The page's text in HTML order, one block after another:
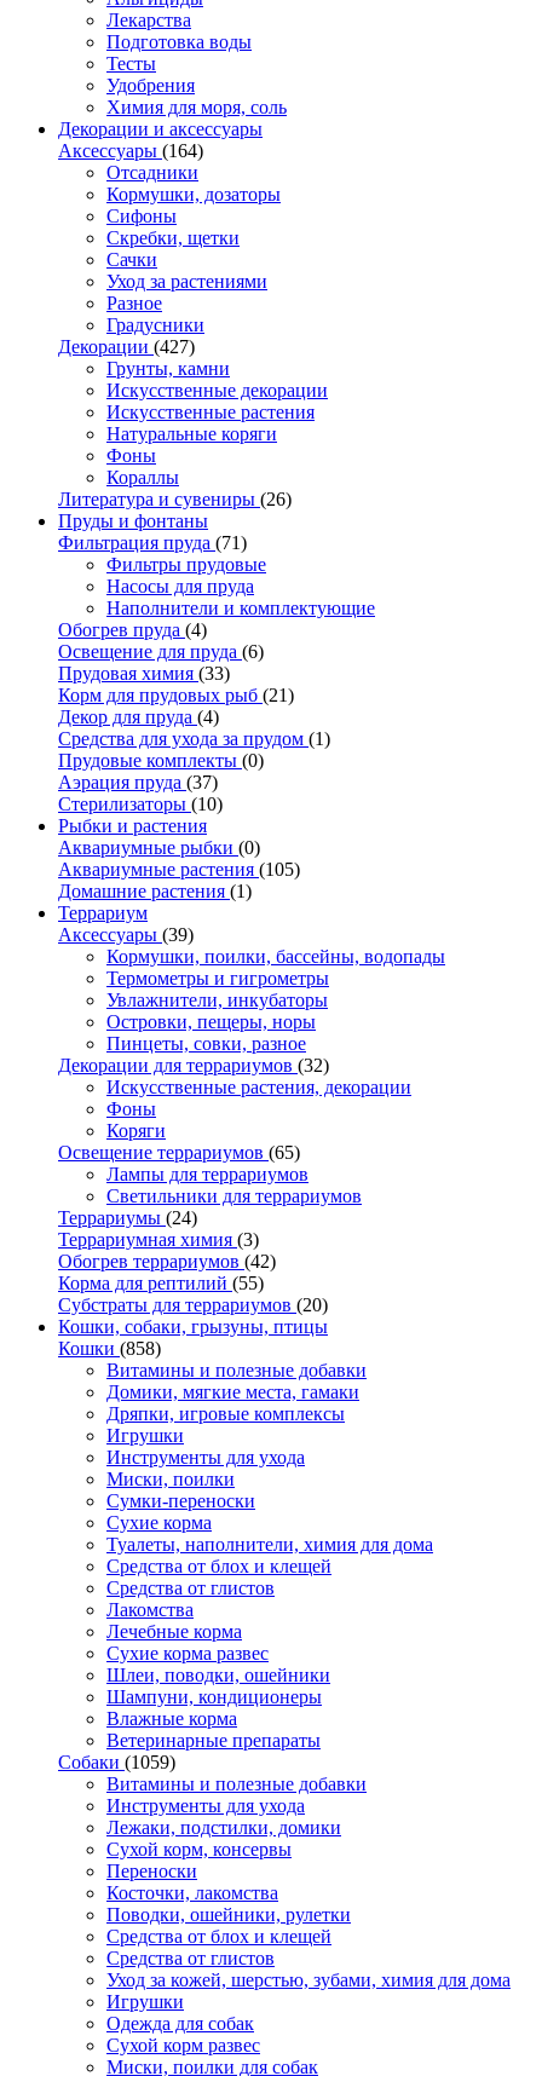
Лекарства
Подготовка воды
Тесты
Удобрения
Химия для моря, соль
Декорации и аксессуары
Аксессуары (164)
Отсадники
Кормушки, дозаторы
Сифоны
Скребки, щетки
Сачки
Уход за растениями
Разное
Градусники
Декорации (427)
Грунты, камни
Искусственные декорации
Искусственные растения
Натуральные коряги
Фоны
Кораллы
Литература и сувениры (26)
Пруды и фонтаны
Фильтрация пруда (71)
Фильтры прудовые
Насосы для пруда
Наполнители и комплектующие
Обогрев пруда (4)
Освещение для пруда (6)
Прудовая химия (33)
Корм для прудовых рыб (21)
Декор для пруда (4)
Средства для ухода за прудом (1)
Прудовые комплекты (0)
Аэрация пруда (37)
Стерилизаторы (10)
Рыбки и растения
Аквариумные рыбки (0)
Аквариумные растения (105)
Домашние растения (1)
Террариум
Аксессуары (39)
Кормушки, поилки, бассейны, водопады
Термометры и гигрометры
Увлажнители, инкубаторы
Островки, пещеры, норы
Пинцеты, совки, разное
Декорации для террариумов (32)
Искусственные растения, декорации
Фоны
Коряги
Освещение террариумов (65)
Лампы для террариумов
Светильники для террариумов
Террариумы (24)
Террариумная химия (3)
Обогрев террариумов (42)
Корма для рептилий (55)
Субстраты для террариумов (20)
Кошки, собаки, грызуны, птицы
Кошки (858)
Витамины и полезные добавки
Домики, мягкие места, гамаки
Дряпки, игровые комплексы
Игрушки
Инструменты для ухода
Миски, поилки
Сумки-переноски
Сухие корма
Туалеты, наполнители, химия для дома
Средства от блох и клещей
Средства от глистов
Лакомства
Лечебные корма
Сухие корма развес
Шлеи, поводки, ошейники
Шампуни, кондиционеры
Влажные корма
Ветеринарные препараты
Собаки (1059)
Витамины и полезные добавки
Инструменты для ухода
Лежаки, подстилки, домики
Сухой корм, консервы
Переноски
Косточки, лакомства
Поводки, ошейники, рулетки
Средства от блох и клещей
Средства от глистов
Уход за кожей, шерстью, зубами, химия для дома
Игрушки
Одежда для собак
Сухой корм развес
Миски, поилки для собак